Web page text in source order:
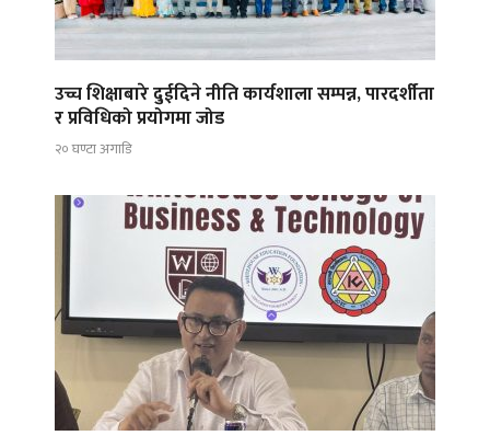
उच्च शिक्षाबारे दुईदिने नीति कार्यशाला सम्पन्न, पारदर्शीता
र प्रविधिको प्रयोगमा जोड
२० घण्टा अगाडि